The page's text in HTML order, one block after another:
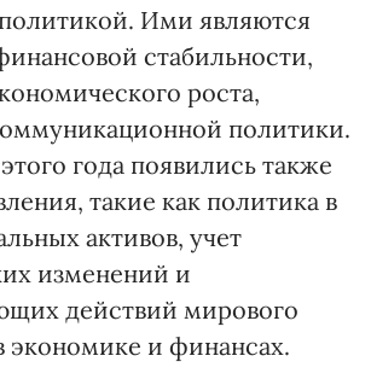
Ими являются
стабильности,
роста,
политики.
года появились также
такие как политика в
активов, учет
изменений и
действий мирового
экономике и финансах.